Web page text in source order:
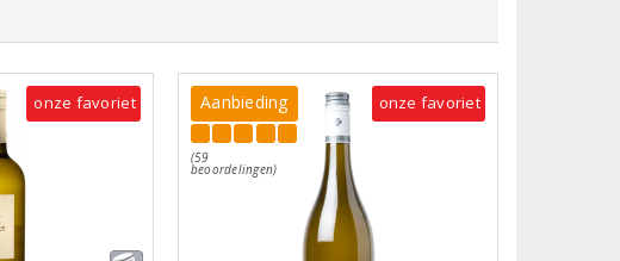
onze favoriet Aanbieding
(59
beoordelingen)
onze favoriet